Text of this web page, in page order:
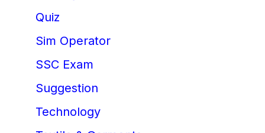
Quiz
Sim Operator
SSC Exam
Suggestion
Technology